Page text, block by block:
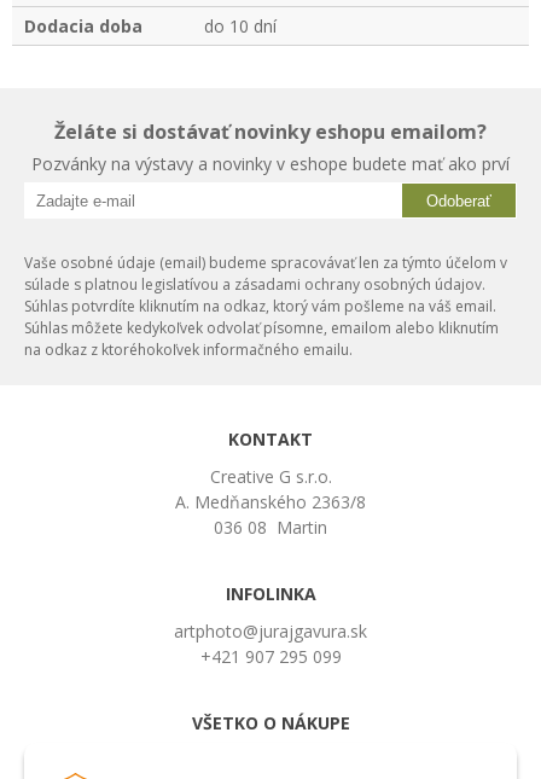
Dodacia doba
do 10 dní
Želáte si dostávať novinky eshopu emailom?
Pozvánky na výstavy a novinky v eshope budete mať ako prví
Odoberať
Vaše osobné údaje (email) budeme spracovávať len za týmto účelom v
súlade s platnou legislatívou a zásadami ochrany osobných údajov.
Súhlas potvrdíte kliknutím na odkaz, ktorý vám pošleme na váš email.
Súhlas môžete kedykoľvek odvolať písomne, emailom alebo kliknutím
na odkaz z ktoréhokoľvek informačného emailu.
KONTAKT
Creative G s.r.o.
A. Medňanského 2363/8
036 08 Martin
INFOLINKA
artphoto@jurajgavura.sk
+421 907 295 099
VŠETKO O NÁKUPE